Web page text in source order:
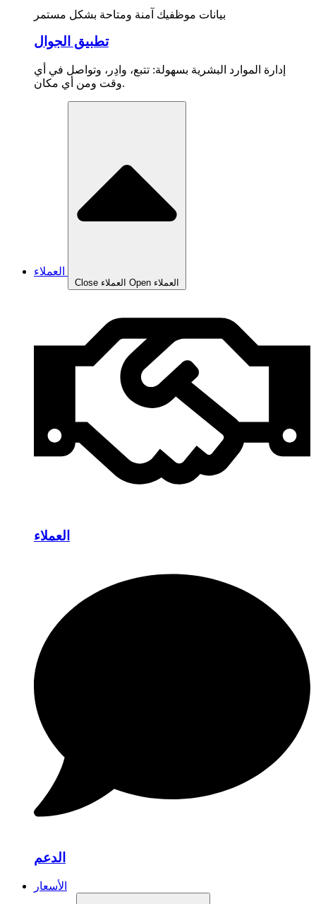
بيانات موظفيك آمنة ومتاحة بشكل مستمر
تطبيق الجوال
إدارة الموارد البشرية بسهولة: تتبع، وادِر، وتواصل في أي
وقت ومن أي مكان.
Close العملاء Open العملاء
العملاء
الدعم
الأسعار